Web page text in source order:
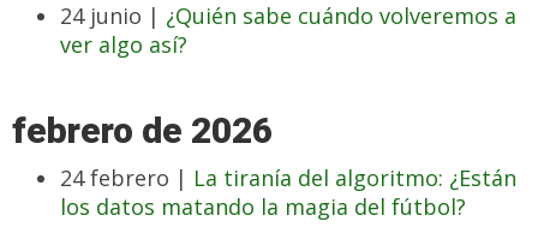
24 junio | ¿Quién sabe cuándo volveremos a
ver algo así?
febrero de 2026
24 febrero | La tiranía del algoritmo: ¿Están
los datos matando la magia del fútbol?